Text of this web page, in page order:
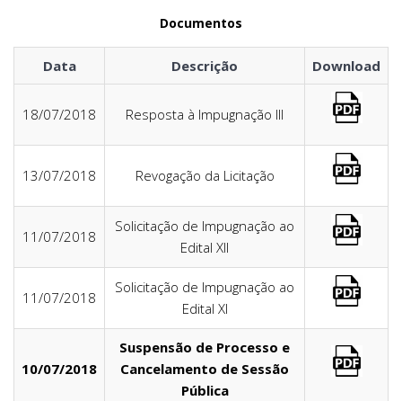
Documentos
Data Descrição Download
18/07/2018 Resposta à Impugnação III
13/07/2018 Revogação da Licitação
11/07/2018
Solicitação de Impugnação ao
Edital XII
11/07/2018
Solicitação de Impugnação ao
Edital XI
10/07/2018
Suspensão de Processo e
Cancelamento de Sessão
Pública